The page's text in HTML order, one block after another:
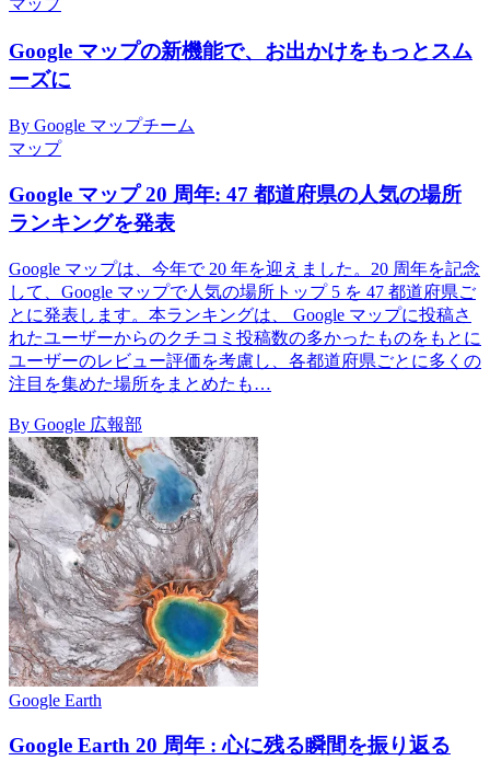
マップ
Google マップの新機能で、お出かけをもっとスム
ーズに
By Google マップチーム
マップ
Google マップ 20 周年: 47 都道府県の人気の場所
ランキングを発表
Google マップは、今年で 20 年を迎えました。20 周年を記念
して、Google マップで人気の場所トップ 5 を 47 都道府県ご
とに発表します。本ランキングは、 Google マップに投稿さ
れたユーザーからのクチコミ投稿数の多かったものをもとに
ユーザーのレビュー評価を考慮し、各都道府県ごとに多くの
注目を集めた場所をまとめたも…
By Google 広報部
Google Earth
Google Earth 20 周年 : 心に残る瞬間を振り返る